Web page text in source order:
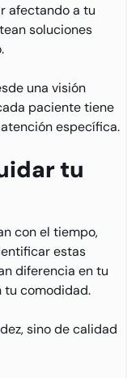
afectando a tu
soluciones
una visión
paciente tiene
específica.
tu
con el tiempo,
estas
diferencia en tu
tu comodidad.
sino de calidad